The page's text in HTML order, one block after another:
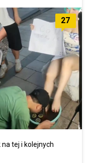
27
tej i kolejnych